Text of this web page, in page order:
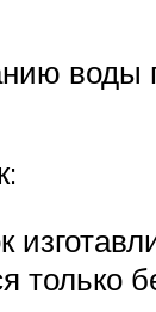
воды
только